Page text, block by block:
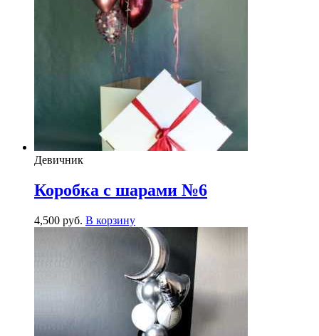
Девичник
Коробка с шарами №6
4,500 руб. В корзину